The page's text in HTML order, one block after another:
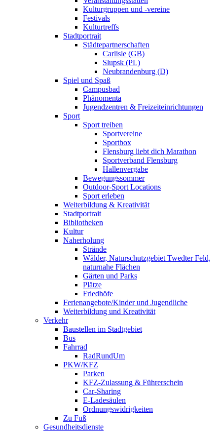
Kulturgruppen und -vereine
Festivals
Kulturtreffs
Stadtportrait
Städtepartnerschaften
Carlisle (GB)
Slupsk (PL)
Neubrandenburg (D)
Spiel und Spaß
Campusbad
Phänomenta
Jugendzentren & Freizeiteinrichtungen
Sport
Sport treiben
Sportvereine
Sportbox
Flensburg liebt dich Marathon
Sportverband Flensburg
Hallenvergabe
Bewegungssommer
Outdoor-Sport Locations
Sport erleben
Weiterbildung & Kreativität
Stadtportrait
Bibliotheken
Kultur
Naherholung
Strände
Wälder, Naturschutzgebiet Twedter Feld,
naturnahe Flächen
Gärten und Parks
Plätze
Friedhöfe
Ferienangebote/Kinder und Jugendliche
Weiterbildung und Kreativität
Verkehr
Baustellen im Stadtgebiet
Bus
Fahrrad
RadRundUm
PKW/KFZ
Parken
KFZ-Zulassung & Führerschein
Car-Sharing
E-Ladesäulen
Ordnungswidrigkeiten
Zu Fuß
Gesundheitsdienste